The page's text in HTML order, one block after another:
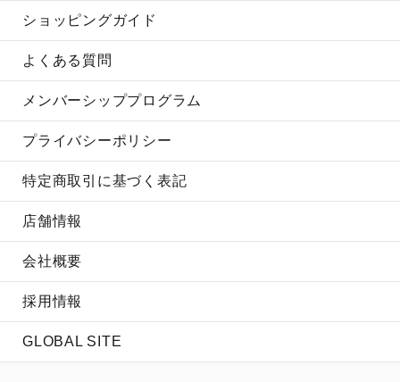
ショッピングガイド
よくある質問
メンバーシッププログラム
プライバシーポリシー
特定商取引に基づく表記
店舗情報
会社概要
採用情報
GLOBAL SITE